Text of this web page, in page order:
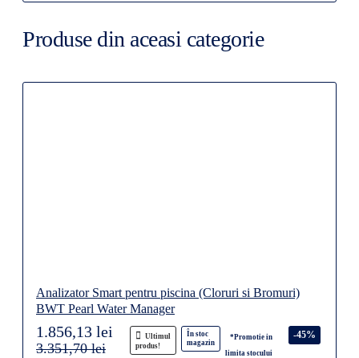
Produse din aceasi categorie
Analizator Smart pentru piscina (Cloruri si Bromuri)
BWT Pearl Water Manager
Ultimul
produs!
În stoc
magazin
*Promotie in
limita stocului
-45%
1.856,13 lei
3.351,70 lei